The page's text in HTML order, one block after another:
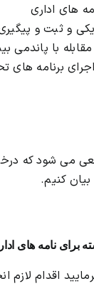
های اداری
و ثبت و
با پاندمی
های تحول اداری در
می شود که
کنیم.
برای نامه های
اقدام لازم